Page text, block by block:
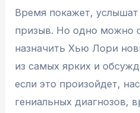
Время покажет,
призыв. Но одно можно
назначить Хью Лори
из самых ярких и
если это произойдет,
гениальных диагнозов,